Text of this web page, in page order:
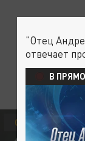
ОБЩЕСТВО
"Отец
отвечает
В